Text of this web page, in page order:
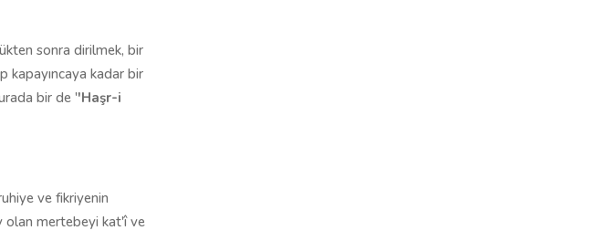
bir de ''Haşr-i
ve fikriyenin
olan mertebeyi kat'î ve